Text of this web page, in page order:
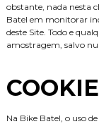
obstante, nada nesta
Batel em monitorar
deste Site. Todo e
amostragem, salvo
Na Bike Batel, o uso